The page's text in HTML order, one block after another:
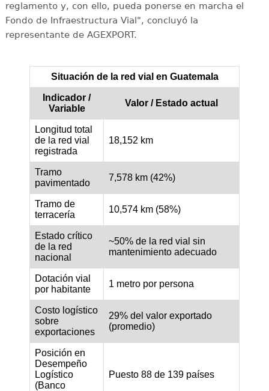
reglamento y, con ello, pueda ponerse en marcha el
Fondo de Infraestructura Vial", concluyó la
representante de AGEXPORT.
Situación de la red vial en Guatemala
Indicador /
Variable
Valor / Estado actual
Longitud total
de la red vial
registrada
18,152 km
Tramo
pavimentado
7,578 km (42%)
Tramo de
terracería
10,574 km (58%)
Estado crítico
de la red
nacional
~50% de la red vial sin
mantenimiento adecuado
Dotación vial
por habitante
1 metro por persona
Costo logístico
sobre
exportaciones
29% del valor exportado
(promedio)
Posición en
Desempeño
Logístico
(Banco
Puesto 88 de 139 países